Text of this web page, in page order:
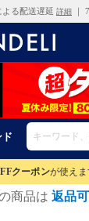
る配送遅延 詳細 ｜
ド
クーポンが使えま
商品は 返品